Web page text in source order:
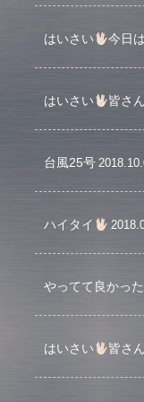
はいさい 今日
はいさい 皆さん
台風25号
ハイタイ
やってて良かった
はいさい 皆さん